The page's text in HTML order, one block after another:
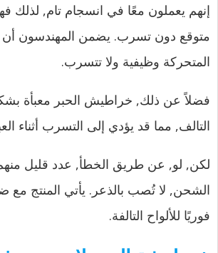
إنهم يعملون معًا في انسجام تام, لذلك
متوقع دون تسرب. يضمن المهندسون أن
المتحركة وظيفية ولا تتسرب.
فضلاً عن ذلك, خراطيش الحبر معبأة
التالف, مما قد يؤدي إلى التسرب أثناء
لكن, لو, عن طريق الخطأ, عدد قليل منهم
الشحن, لا تُصب بالذعر. يأتي المنتج مع
فوريًا للألواح التالفة.